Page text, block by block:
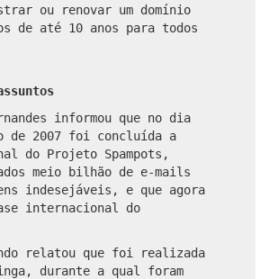
ou renovar um domínio
de até 10 anos para todos
informou que no dia
de 2007 foi concluída a
do Projeto Spampots,
meio bilhão de e-mails
indesejáveis, e que agora
internacional do
relatou que foi realizada
durante a qual foram